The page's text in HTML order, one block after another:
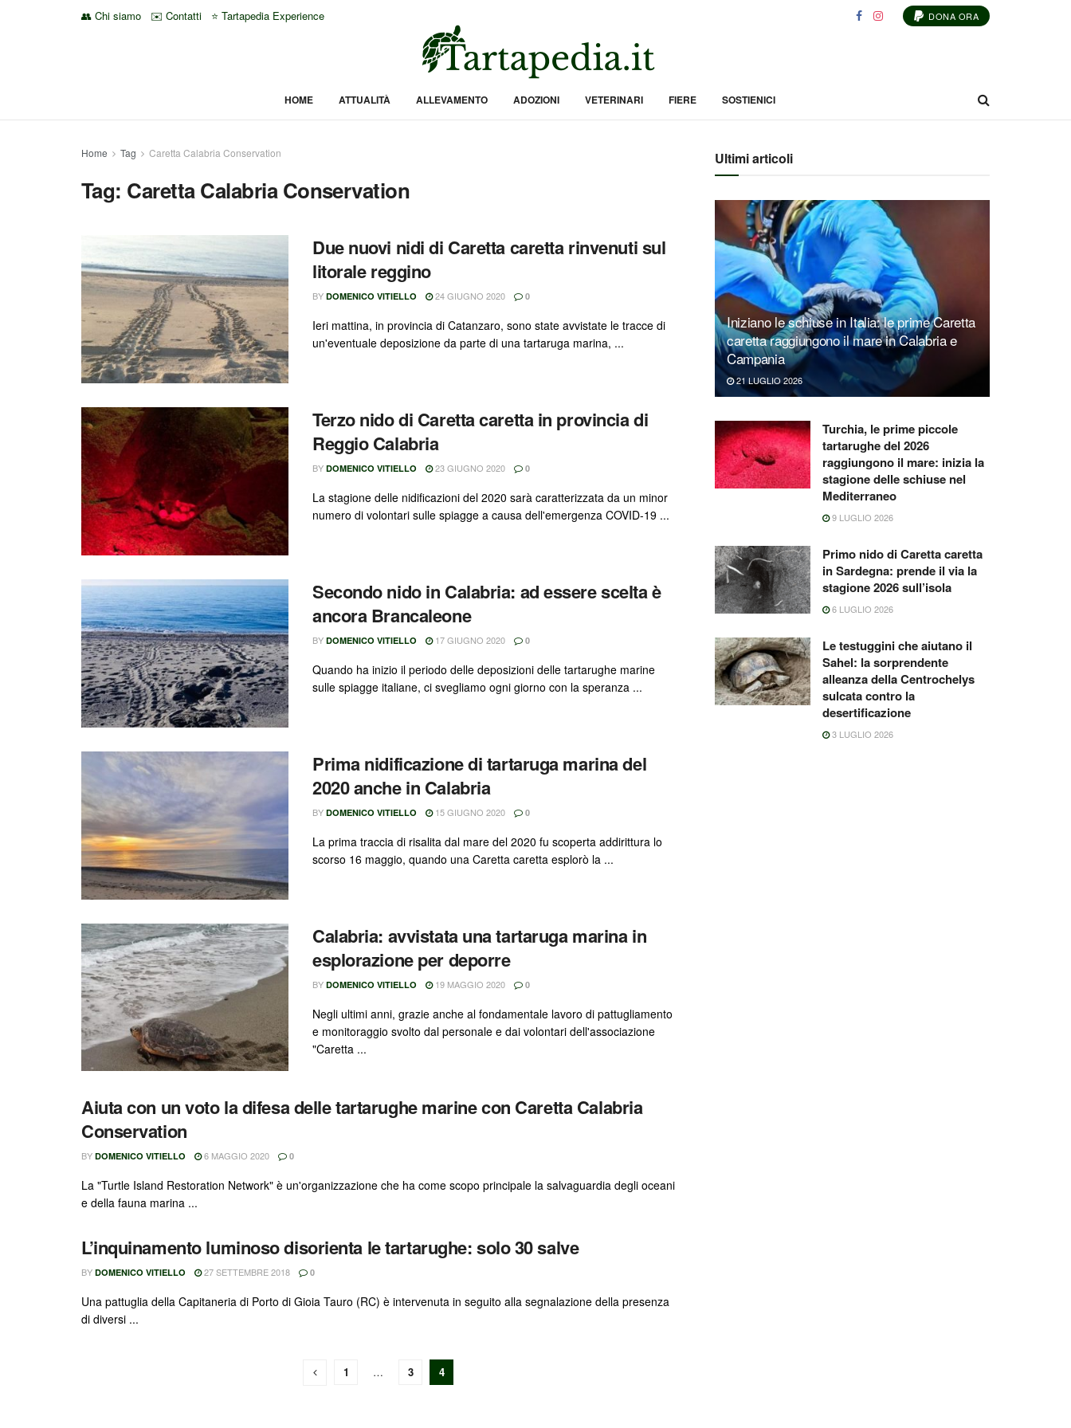
👥 Chi siamo ✉️ Contatti ⭐ Tartapedia Experience DONA ORA
HOME ATTUALITÀ ALLEVAMENTO ADOZIONI VETERINARI FIERE SOSTIENICI
Home Tag Caretta Calabria Conservation
Tag: Caretta Calabria Conservation
Due nuovi nidi di Caretta caretta rinvenuti sul
litorale reggino
BY DOMENICO VITIELLO 24 GIUGNO 2020 0
Ieri mattina, in provincia di Catanzaro, sono state avvistate le tracce di
un'eventuale deposizione da parte di una tartaruga marina, ...
Terzo nido di Caretta caretta in provincia di
Reggio Calabria
BY DOMENICO VITIELLO 23 GIUGNO 2020 0
La stagione delle nidificazioni del 2020 sarà caratterizzata da un minor
numero di volontari sulle spiagge a causa dell'emergenza COVID-19 ...
Secondo nido in Calabria: ad essere scelta è
ancora Brancaleone
BY DOMENICO VITIELLO 17 GIUGNO 2020 0
Quando ha inizio il periodo delle deposizioni delle tartarughe marine
sulle spiagge italiane, ci svegliamo ogni giorno con la speranza ...
Prima nidificazione di tartaruga marina del
2020 anche in Calabria
BY DOMENICO VITIELLO 15 GIUGNO 2020 0
La prima traccia di risalita dal mare del 2020 fu scoperta addirittura lo
scorso 16 maggio, quando una Caretta caretta esplorò la ...
Calabria: avvistata una tartaruga marina in
esplorazione per deporre
BY DOMENICO VITIELLO 19 MAGGIO 2020 0
Negli ultimi anni, grazie anche al fondamentale lavoro di pattugliamento
e monitoraggio svolto dal personale e dai volontari dell'associazione
"Caretta ...
Aiuta con un voto la difesa delle tartarughe marine con Caretta Calabria
Conservation
BY DOMENICO VITIELLO 6 MAGGIO 2020 0
La "Turtle Island Restoration Network" è un'organizzazione che ha come scopo principale la salvaguardia degli oceani
e della fauna marina ...
L’inquinamento luminoso disorienta le tartarughe: solo 30 salve
BY DOMENICO VITIELLO 27 SETTEMBRE 2018 0
Una pattuglia della Capitaneria di Porto di Gioia Tauro (RC) è intervenuta in seguito alla segnalazione della presenza
di diversi ...
1 … 3 4
Ultimi articoli
Iniziano le schiuse in Italia: le prime Caretta
caretta raggiungono il mare in Calabria e
Campania
21 LUGLIO 2026
Turchia, le prime piccole
tartarughe del 2026
raggiungono il mare: inizia la
stagione delle schiuse nel
Mediterraneo
9 LUGLIO 2026
Primo nido di Caretta caretta
in Sardegna: prende il via la
stagione 2026 sull’isola
6 LUGLIO 2026
Le testuggini che aiutano il
Sahel: la sorprendente
alleanza della Centrochelys
sulcata contro la
desertificazione
3 LUGLIO 2026